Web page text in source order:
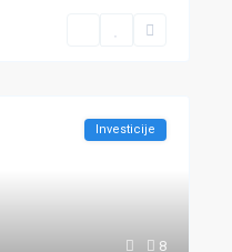
8
Investicije